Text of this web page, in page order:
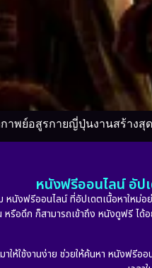
าพย์อสูรกายญี่ปุ่นงานสร้างสุ
หนังฟรีออนไลน์ อัป
นังฟรีออนไลน์ ที่อัปเดตเนื้อหาใหม่
หรือดึก ก็สามารถเข้าถึง หนังดูฟรี
ให้ใช้งานง่าย ช่วยให้ค้นหา หนังฟรี